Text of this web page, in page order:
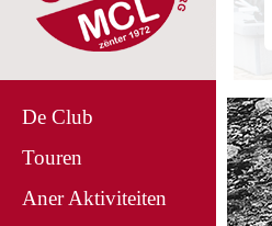
De Club
Touren
Aner Aktiviteiten